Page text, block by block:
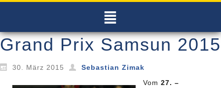
Grand Prix Samsun 2015
30. März 2015
Sebastian Zimak
Vom 27. –